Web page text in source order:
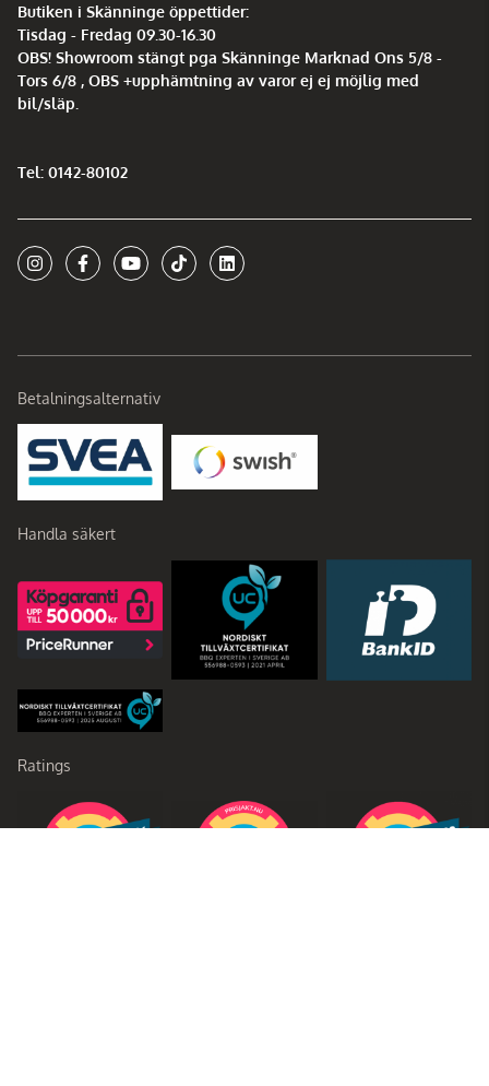
Butiken i Skänninge öppettider:
Tisdag - Fredag 09.30-16.30
OBS! Showroom stängt pga Skänninge Marknad Ons 5/8 -
Tors 6/8 , OBS +upphämtning av varor ej ej möjlig med
bil/släp.
Tel: 0142-80102
Betalningsalternativ
Handla säkert
Ratings